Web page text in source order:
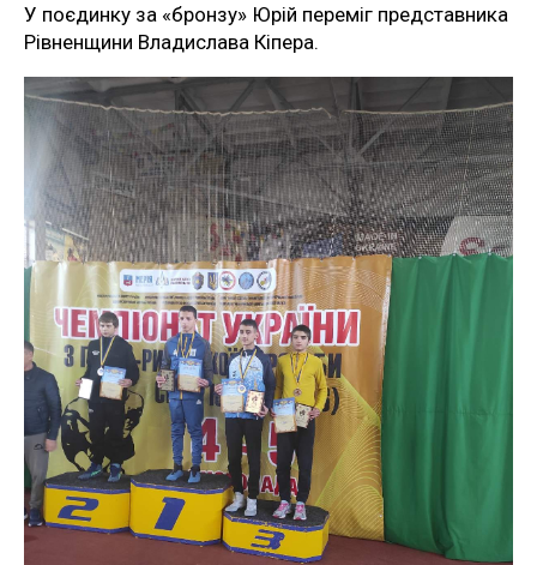
У поєдинку за «бронзу» Юрій переміг представника
Рівненщини Владислава Кіпера.